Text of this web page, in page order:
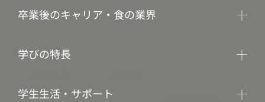
卒業後のキャリア・食の業界
学びの特長
学生生活・サポート